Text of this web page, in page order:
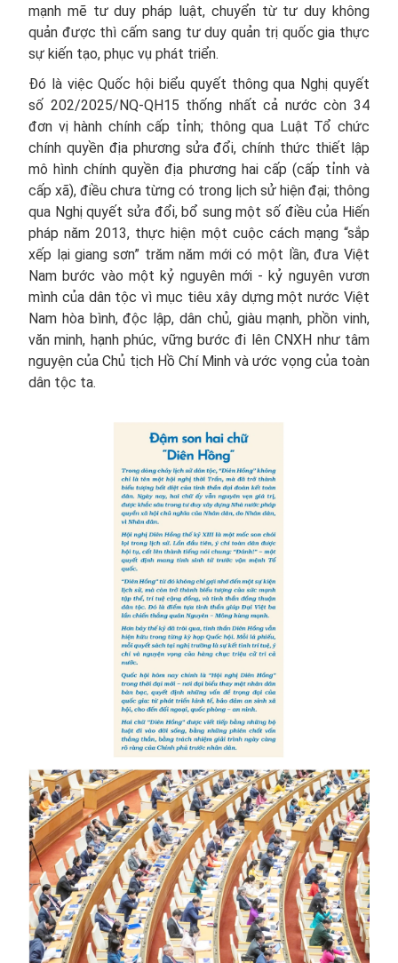
mạnh mẽ tư duy pháp luật, chuyển từ tư duy không
quản được thì cấm sang tư duy quản trị quốc gia thực
sự kiến tạo, phục vụ phát triển.
Đó là việc Quốc hội biểu quyết thông qua Nghị quyết
số 202/2025/NQ-QH15 thống nhất cả nước còn 34
đơn vị hành chính cấp tỉnh; thông qua Luật Tổ chức
chính quyền địa phương sửa đổi, chính thức thiết lập
mô hình chính quyền địa phương hai cấp (cấp tỉnh và
cấp xã), điều chưa từng có trong lịch sử hiện đại; thông
qua Nghị quyết sửa đổi, bổ sung một số điều của Hiến
pháp năm 2013, thực hiện một cuộc cách mạng “sắp
xếp lại giang sơn” trăm năm mới có một lần, đưa Việt
Nam bước vào một kỷ nguyên mới - kỷ nguyên vươn
mình của dân tộc vì mục tiêu xây dựng một nước Việt
Nam hòa bình, độc lập, dân chủ, giàu mạnh, phồn vinh,
văn minh, hạnh phúc, vững bước đi lên CNXH như tâm
nguyện của Chủ tịch Hồ Chí Minh và ước vọng của toàn
dân tộc ta.